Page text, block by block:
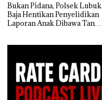
Bukan Pidana, Polsek Lubuk
Baja Hentikan Penyelidikan
Laporan Anak Dibawa Tanpa